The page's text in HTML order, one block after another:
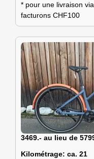
* pour une livraison
facturons CHF100
3469.- au lieu de
Kilométrage: ca. 21